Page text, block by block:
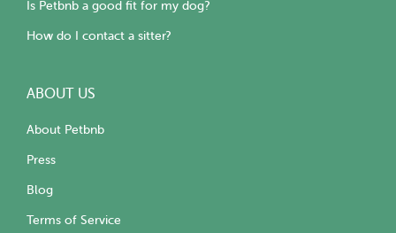
Is Petbnb a good fit for my dog?
How do I contact a sitter?
ABOUT US
About Petbnb
Press
Blog
Terms of Service